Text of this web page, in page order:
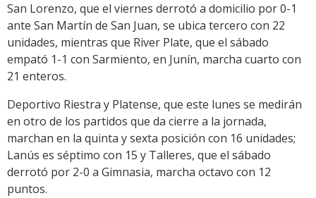
San Lorenzo, que el viernes derrotó a domicilio por 0-1
ante San Martín de San Juan, se ubica tercero con 22
unidades, mientras que River Plate, que el sábado
empató 1-1 con Sarmiento, en Junín, marcha cuarto con
21 enteros.
Deportivo Riestra y Platense, que este lunes se medirán
en otro de los partidos que da cierre a la jornada,
marchan en la quinta y sexta posición con 16 unidades;
Lanús es séptimo con 15 y Talleres, que el sábado
derrotó por 2-0 a Gimnasia, marcha octavo con 12
puntos.